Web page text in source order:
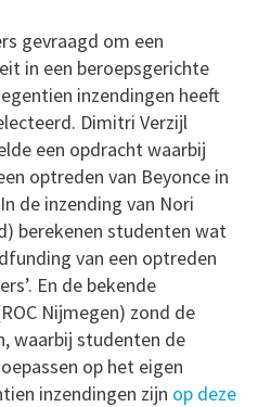
gevraagd om een
in een beroepsgerichte
inzendingen heeft
Dimitri Verzijl
een opdracht waarbij
optreden van Beyonce in
de inzending van Nori
berekenen studenten wat
van een optreden
En de bekende
Nijmegen) zond de
waarbij studenten de
op het eigen
inzendingen zijn op deze